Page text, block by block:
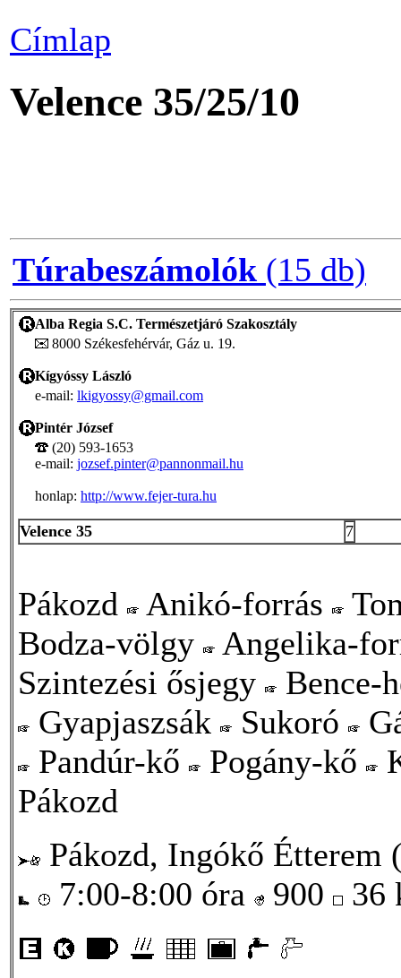
Címlap
Velence 35/25/10
Túrabeszámolók (15 db)
Alba Regia S.C. Természetjáró Szakosztály
8000 Székesfehérvár, Gáz u. 19.
Kígyóssy László
e-mail: lkigyossy@gmail.com
Pintér József
(20) 593-1653
e-mail: jozsef.pinter@pannonmail.hu
honlap: http://www.fejer-tura.hu
Velence 35 7
Pákozd Anikó-forrás
Bodza-völgy
Angelika-
Szintezési ősjegy
Bence-
Gyapjaszsák
Sukoró
Pandúr-kő
Pogány-kő
Pákozd
Pákozd, Ingókő Étterem
7:00-8:00 óra
900 36